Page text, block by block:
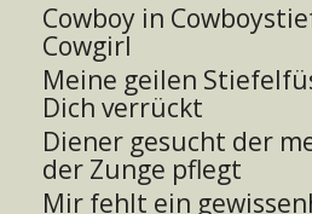
Cowboy in
Cowgirl
Meine geilen
Dich verrückt
Diener gesucht der
der Zunge pflegt
Mir fehlt ein